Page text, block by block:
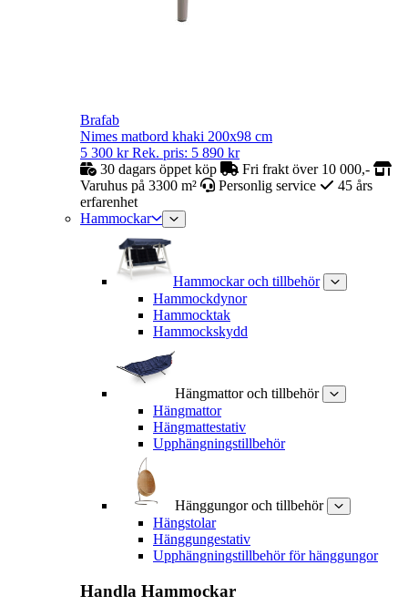
Brafab
Nimes matbord khaki 200x98 cm
5 300 kr Rek. pris: 5 890 kr
30 dagars öppet köp
Fri frakt över 10 000,-
Varuhus på 3300 m²
Personlig service
45 års
erfarenhet
Hammockar
Hammockar och tillbehör
Hammockdynor
Hammocktak
Hammockskydd
Hängmattor och tillbehör
Hängmattor
Hängmattestativ
Upphängningstillbehör
Hänggungor och tillbehör
Hängstolar
Hänggungestativ
Upphängningstillbehör för hänggungor
Handla Hammockar